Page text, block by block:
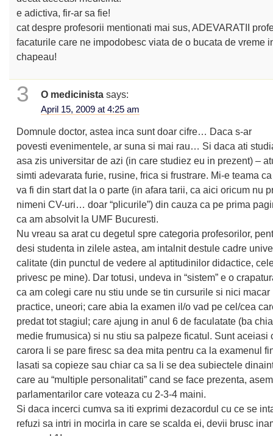
e adictiva, fir-ar sa fie!
cat despre profesorii mentionati mai sus, ADEVARATII
facaturile care ne impodobesc viata de o bucata de vreme
chapeau!
3 O medicinista says:
April 15, 2009 at 4:25 am
Domnule doctor, astea inca sunt doar cifre… Daca s-ar
povesti evenimentele, ar suna si mai rau… Si daca ati
asa zis universitar de azi (in care studiez eu in prezent) –
simti adevarata furie, rusine, frica si frustrare. Mi-e teama
va fi din start dat la o parte (in afara tarii, ca aici oricum nu
nimeni CV-uri… doar “plicurile”) din cauza ca pe prima
ca am absolvit la UMF Bucuresti.
Nu vreau sa arat cu degetul spre categoria profesorilor,
desi studenta in zilele astea, am intalnit destule cadre
calitate (din punctul de vedere al aptitudinilor didactice,
privesc pe mine). Dar totusi, undeva in “sistem” e o
ca am colegi care nu stiu unde se tin cursurile si nici
practice, uneori; care abia la examen il/o vad pe cel/cea
predat tot stagiul; care ajung in anul 6 de faculatate (ba
medie frumusica) si nu stiu sa palpeze ficatul. Sunt aceiasi
carora li se pare firesc sa dea mita pentru ca la examenul
lasati sa copieze sau chiar ca sa li se dea subiectele
care au “multiple personalitati” cand se face prezenta,
parlamentarilor care voteaza cu 2-3-4 maini.
Si daca incerci cumva sa iti exprimi dezacordul cu ce se
refuzi sa intri in mocirla in care se scalda ei, devii brusc